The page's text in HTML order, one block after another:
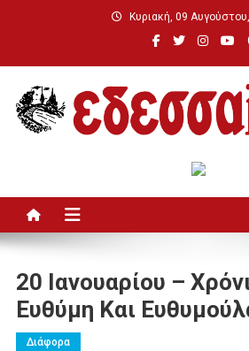
Κυριακή, 09
20 Ιανουαρίου –
Ευθύμη Και
Διάφορα